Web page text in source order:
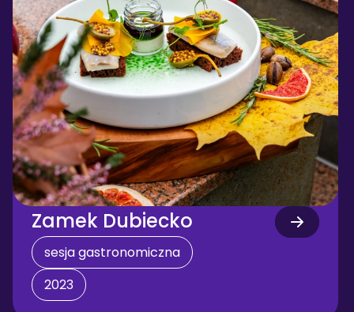
Zamek Dubiecko
sesja gastronomiczna
2023